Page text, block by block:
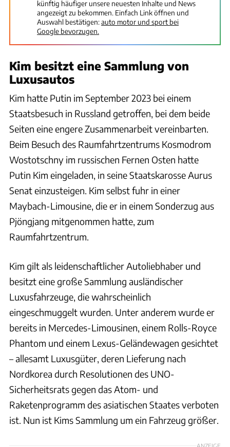
künftig häufiger unsere neuesten Inhalte und News
angezeigt zu bekommen. Einfach Link öffnen und
Auswahl bestätigen:auto motor und sport bei
Google bevorzugen.
Kim besitzt eine Sammlung von
Luxusautos
Kim hatte Putin im September 2023 bei einem
Staatsbesuch in Russland getroffen, bei dem beide
Seiten eine engere Zusammenarbeit vereinbarten.
Beim Besuch des Raumfahrtzentrums Kosmodrom
Wostotschny im russischen Fernen Osten hatte
Putin Kim eingeladen, in seine Staatskarosse Aurus
Senat einzusteigen. Kim selbst fuhr in einer
Maybach-Limousine, die er in einem Sonderzug aus
Pjöngjang mitgenommen hatte, zum
Raumfahrtzentrum.
Kim gilt als leidenschaftlicher Autoliebhaber und
besitzt eine große Sammlung ausländischer
Luxusfahrzeuge, die wahrscheinlich
eingeschmuggelt wurden. Unter anderem wurde er
bereits in Mercedes-Limousinen, einem Rolls-Royce
Phantom und einem Lexus-Geländewagen gesichtet
– allesamt Luxusgüter, deren Lieferung nach
Nordkorea durch Resolutionen des UNO-
Sicherheitsrats gegen das Atom- und
Raketenprogramm des asiatischen Staates verboten
ist. Nun ist Kims Sammlung um ein Fahrzeug größer.
ANZEIGE